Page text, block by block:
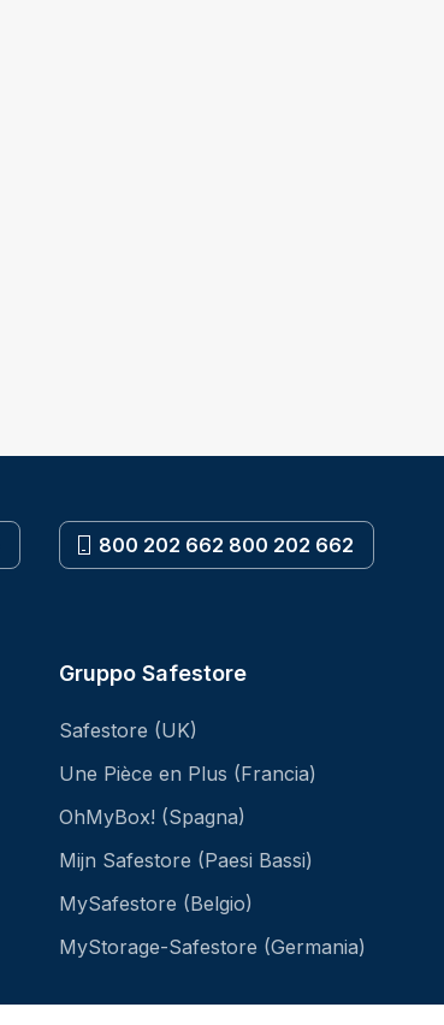
800 202 662 800 202 662
Gruppo Safestore
Safestore (UK)
Une Pièce en Plus (Francia)
OhMyBox! (Spagna)
Mijn Safestore (Paesi Bassi)
MySafestore (Belgio)
MyStorage-Safestore (Germania)